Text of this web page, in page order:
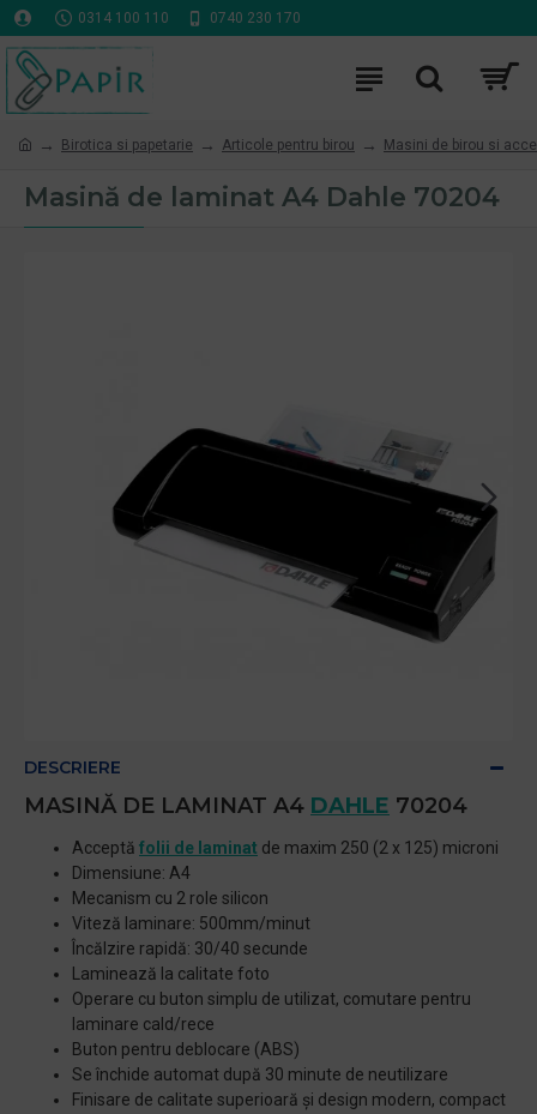
0314 100 110 0740 230 170
Birotica si papetarie Articole pentru birou Masini de birou si
Masină de laminat A4 Dahle 70204
DESCRIERE
MASINĂ DE LAMINAT A4 DAHLE 70204
Acceptă folii de laminat de maxim 250 (2 x 125) microni
Dimensiune: A4
Mecanism cu 2 role silicon
Viteză laminare: 500mm/minut
Încălzire rapidă: 30/40 secunde
Laminează la calitate foto
Operare cu buton simplu de utilizat, comutare pentru
laminare cald/rece
Buton pentru deblocare (ABS)
Se închide automat după 30 minute de neutilizare
Finisare de calitate superioară și design modern, compact